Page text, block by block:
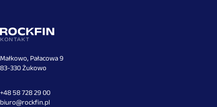
KONTAKT
Małkowo, Pałacowa 9
83-330 Żukowo
+48 58 728 29 00
biuro@rockfin.pl